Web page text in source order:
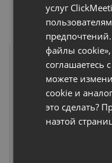
Вы получаете
стабильности
услуг
файлы
соглашаетесь
можете
cookie и
это сделать?
наэтой